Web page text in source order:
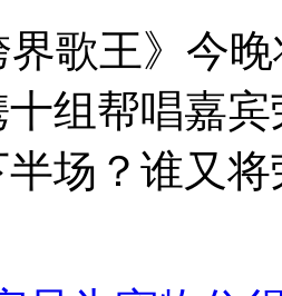
界歌王》今
组帮唱嘉
场？谁又